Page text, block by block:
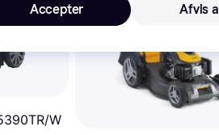
W
Afvis
Accepter